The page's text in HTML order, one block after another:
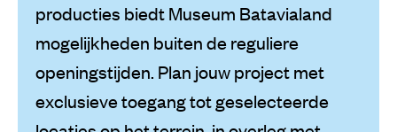
producties biedt Museum Batavialand
mogelijkheden buiten de reguliere
openingstijden. Plan jouw project met
exclusieve toegang tot geselecteerde